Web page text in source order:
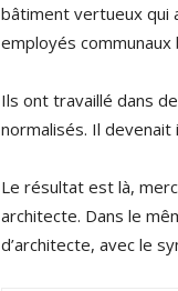
bâtiment vertueux qui
employés
Ils ont travaillé dans
normalisés. Il
Le résultat est là,
architecte. Dans le
d’architecte, avec le